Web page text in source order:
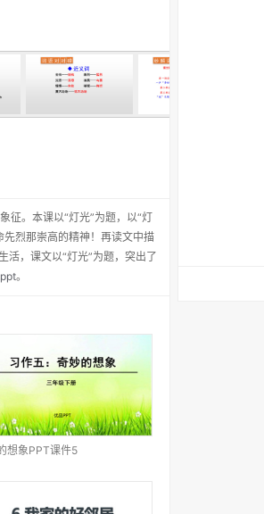
征。本课以“灯光”为题，以“灯
烈那崇高的精神！再读文中描
活，课文以“灯光”为题，突出了
。
想象PPT课件5